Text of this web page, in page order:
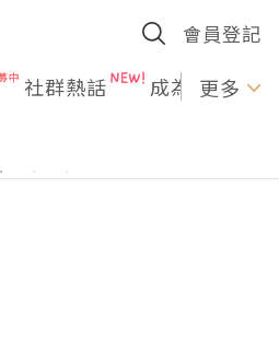
會員登記
社群熱話 成為U更多